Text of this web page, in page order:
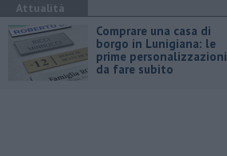
Attualità
Comprare una casa di
borgo in Lunigiana: le
prime personalizzazioni
da fare subito